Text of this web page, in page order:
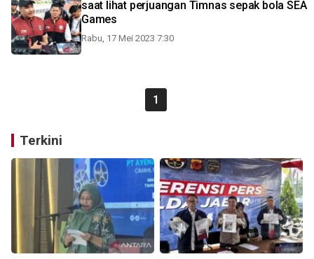
saat lihat perjuangan Timnas sepak bola SEA
Games
Rabu, 17 Mei 2023 7:30
1
Terkini